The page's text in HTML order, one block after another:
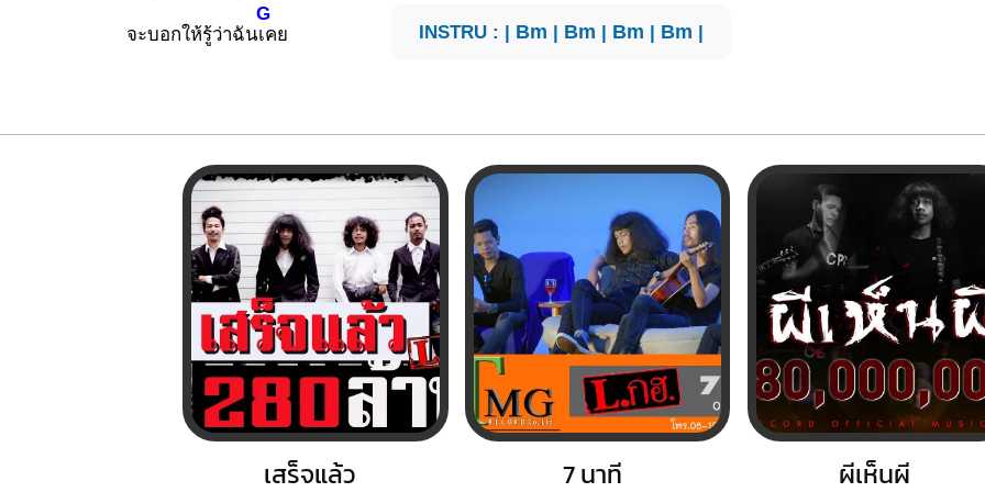
จะบอกให้รู้ว่าฉัน
G
เคย INSTRU : | Bm | Bm | Bm | Bm |
เสร็จแล้ว 7 นาที ผีเห็นผี